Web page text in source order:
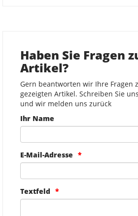
Haben Sie Fragen
Artikel?
Gern beantworten wir Ihre Fragen
gezeigten Artikel. Schreiben Sie
und wir melden uns zurück
Ihr Name
E-Mail-Adresse
Textfeld